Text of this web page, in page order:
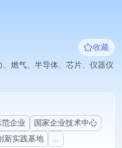
收藏
、燃气、半导体、芯片、仪器仪
企业
国家企业技术中心
新实践基地 ...